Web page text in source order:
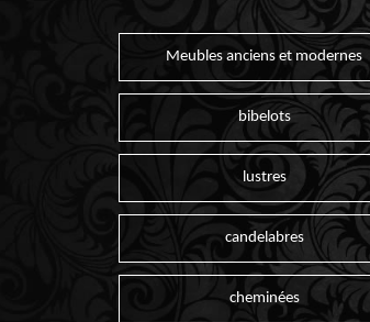
Meubles anciens et modernes
bibelots
lustres
candelabres
cheminées